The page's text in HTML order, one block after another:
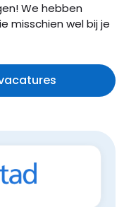
We hebben
misschien wel bij je